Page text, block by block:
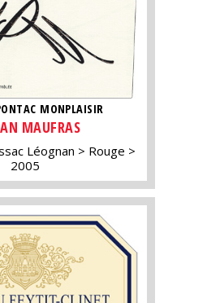
MONPLAISIR
MAUFRAS
Léognan
Rouge
2005